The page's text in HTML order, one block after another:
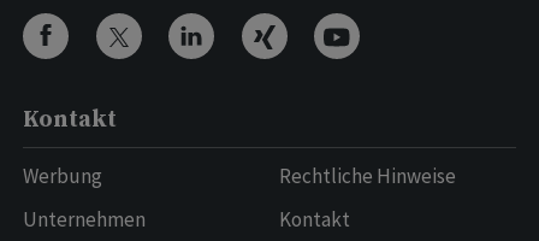
Kontakt
Werbung
Unternehmen
Rechtliche Hinweise
Kontakt